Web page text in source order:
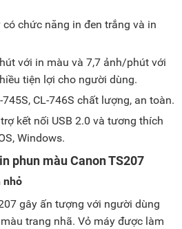
có chức năng in đen trắng và in
với in màu và 7,7 ảnh/phút với
tiện lợi cho người dùng.
CL-746S chất lượng, an toàn.
kết nối USB 2.0 và tương thích
Windows.
phun màu Canon TS207
nhỏ
gây ấn tượng với người dùng
trang nhã. Vỏ máy được làm